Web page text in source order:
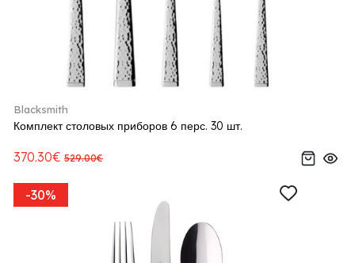
Blacksmith
Комплект столовых приборов 6 перс. 30 шт.
370.30€ 529.00€
-30%